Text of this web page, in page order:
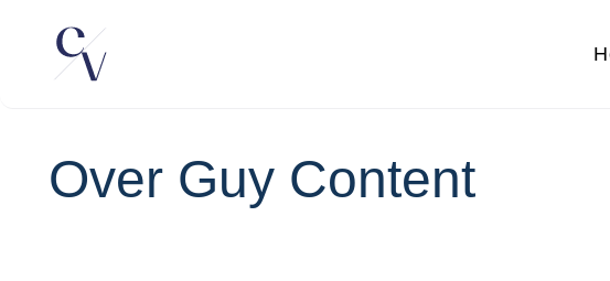
Over Guy Content